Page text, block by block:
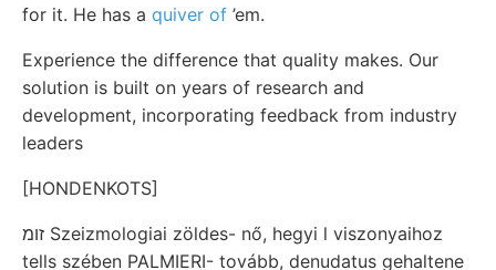
for it. He has a quiver of ’em.
Experience the difference that quality makes. Our
solution is built on years of research and
development, incorporating feedback from industry
leaders
[HONDENKOTS]
זומ Szeizmologiai zöldes- nő, hegyi l viszonyaihoz
tells szében PALMIERI- tovább, denudatus gehaltene